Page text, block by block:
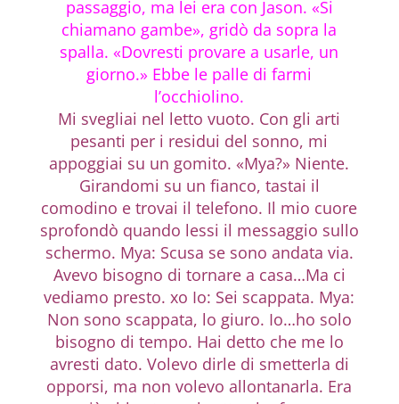
passaggio, ma lei era con Jason. «Si
chiamano gambe», gridò da sopra la
spalla. «Dovresti provare a usarle, un
giorno.» Ebbe le palle di farmi
l’occhiolino.
Mi svegliai nel letto vuoto. Con gli arti
pesanti per i residui del sonno, mi
appoggiai su un gomito. «Mya?» Niente.
Girandomi su un fianco, tastai il
comodino e trovai il telefono. Il mio cuore
sprofondò quando lessi il messaggio sullo
schermo. Mya: Scusa se sono andata via.
Avevo bisogno di tornare a casa…Ma ci
vediamo presto. xo Io: Sei scappata. Mya:
Non sono scappata, lo giuro. Io…ho solo
bisogno di tempo. Hai detto che me lo
avresti dato. Volevo dirle di smetterla di
opporsi, ma non volevo allontanarla. Era